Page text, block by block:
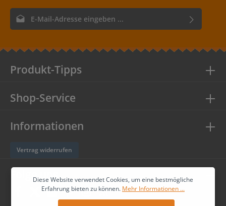
E-Mail-Adresse*
einverstanden.
Folge uns
Produkt-Tipps
Shop-Service
Informationen
Vertrag widerrufen
Diese Website verwendet Cookies, um eine bestmögliche
Erfahrung bieten zu können. Mehr Informationen ...